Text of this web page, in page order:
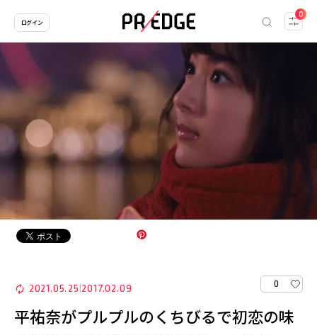
0
ログイン
2021.05.25 2017.02.09 0
平祐奈がプルプルのくちびるで初恋の味